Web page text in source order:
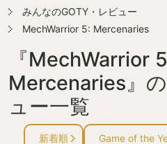
みんなのGOTY・レビュー
MechWarrior 5: Mercenaries
『MechWarrior
Mercenaries』
ュー一覧
新着順 Game of the